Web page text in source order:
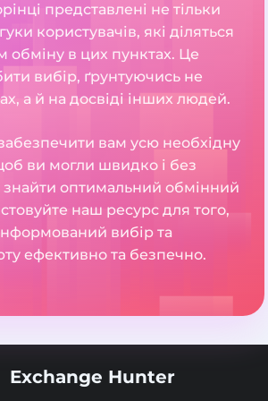
представлені не тільки
користувачів, які діляться
обміну в цих пунктах. Це
вибір, ґрунтуючись не
а й на досвіді інших людей.
вам усю необхідну
ви могли швидко і без
знайти оптимальний обмінний
наш ресурс для того,
вибір та
ефективно та безпечно.
Exchange Hunter